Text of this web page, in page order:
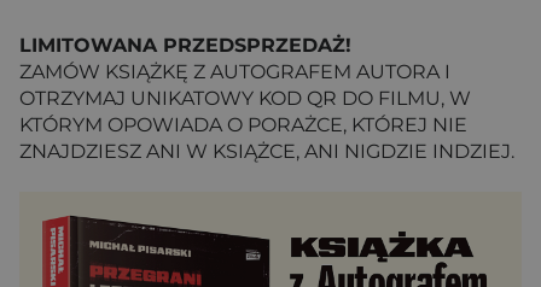
LIMITOWANA PRZEDSPRZEDAŻ!
ZAMÓW KSIĄŻKĘ Z AUTOGRAFEM AUTORA I
OTRZYMAJ UNIKATOWY KOD QR DO FILMU, W
KTÓRYM OPOWIADA O PORAŻCE, KTÓREJ NIE
ZNAJDZIESZ ANI W KSIĄŻCE, ANI NIGDZIE INDZIEJ.